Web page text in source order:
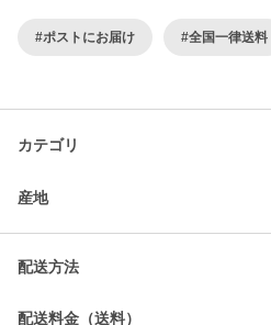
#ポストにお届け #全国一律送料
カテゴリ
産地
配送方法
配送料金（送料）